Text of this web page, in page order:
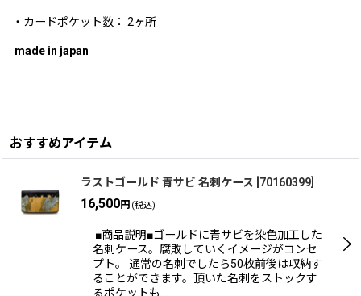
・カードポケット数： 2ヶ所
made in japan
おすすめアイテム
ラストゴールド 青サビ 名刺ケース [70160399]
16,500円 (税込)
■商品説明■ゴールドに青サビを染色加工した
名刺ケース。腐敗していくイメージがコンセ
プト。 通常の名刺でしたら50枚前後は収納す
ることができます。頂いた名刺をストックす
るポケットも…